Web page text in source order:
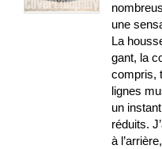
une
La
gant, la
compris,
lignes
un
réduits.
à